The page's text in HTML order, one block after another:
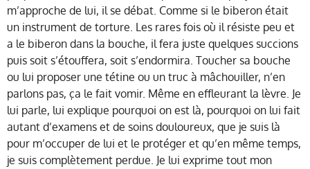
m’approche de lui, il se débat. Comme si le biberon était
un instrument de torture. Les rares fois où il résiste peu et
a le biberon dans la bouche, il fera juste quelques succions
puis soit s’étouffera, soit s’endormira. Toucher sa bouche
ou lui proposer une tétine ou un truc à mâchouiller, n’en
parlons pas, ça le fait vomir. Même en effleurant la lèvre. Je
lui parle, lui explique pourquoi on est là, pourquoi on lui fait
autant d’examens et de soins douloureux, que je suis là
pour m’occuper de lui et le protéger et qu’en même temps,
je suis complètement perdue. Je lui exprime tout mon